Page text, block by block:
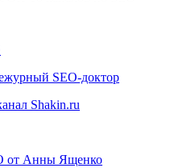
SEO-доктор
Shakin.ru
от Анны Ященко